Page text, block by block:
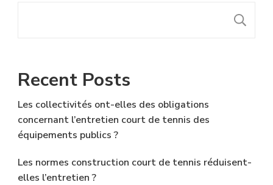
Recent Posts
Les collectivités ont-elles des obligations
concernant l’entretien court de tennis des
équipements publics ?
Les normes construction court de tennis réduisent-
elles l’entretien ?